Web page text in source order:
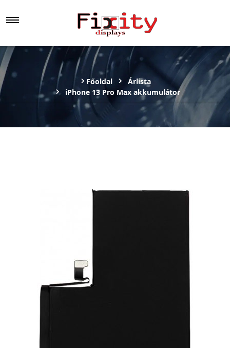
Főoldal
Árlista
iPhone 13 Pro Max akkumulátor